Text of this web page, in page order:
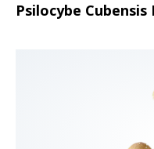
Psilocybe